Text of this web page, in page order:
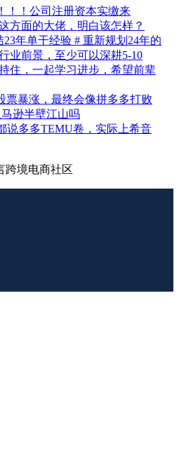
！！公司注册资本实缴来
方面的大佬，明白该怎样？
23年单干经验 # 重新规划24年的
业前景，至少可以深耕5-10
住，一起学习进步，希望前辈
票暴涨，最终会像拼多多打败
逊半壁江山吗
说多多TEMU卷，实际上希音
跨境电商社区